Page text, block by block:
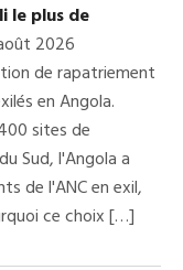
le plus de
2026
de rapatriement
en Angola.
sites de
Sud, l'Angola a
de l'ANC en exil,
ce choix […]